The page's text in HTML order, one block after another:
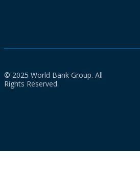
© 2025 World Bank Group. All
Rights Reserved.